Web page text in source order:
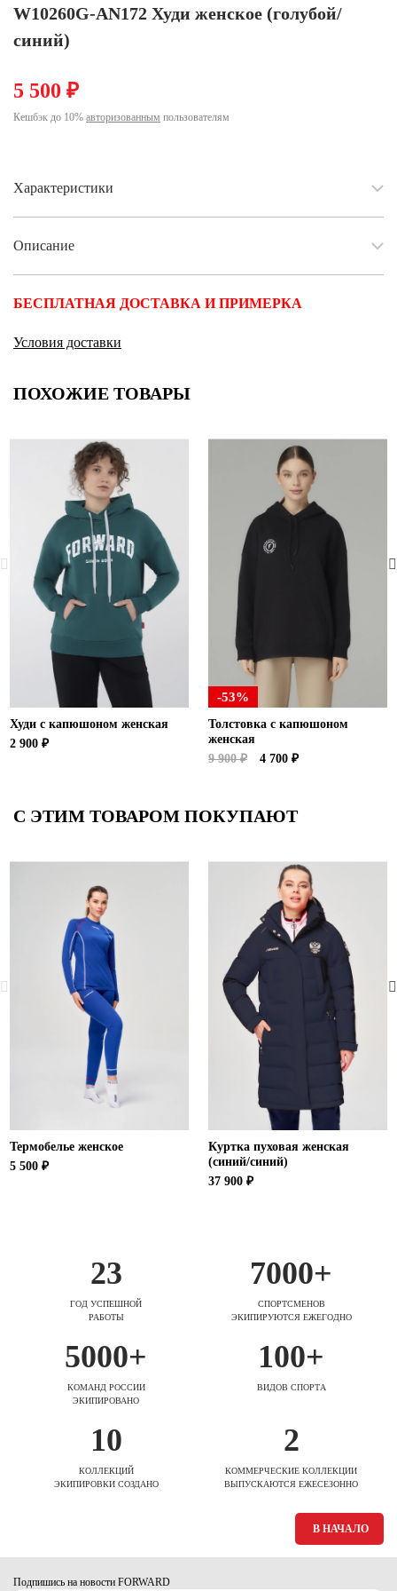
Челябинская область (2)
Ярославская область (1)
W10260G-AN172 Худи женское (голубой/
синий)
5 500 ₽
Кешбэк до 10% авторизованным пользователям
Характеристики
Описание
БЕСПЛАТНАЯ ДОСТАВКА И ПРИМЕРКА
Условия доставки
ПОХОЖИЕ ТОВАРЫ
Худи с капюшоном женская
2 900 ₽
-53%
Толстовка с капюшоном
женская
9 900 ₽
4 700 ₽
С ЭТИМ ТОВАРОМ ПОКУПАЮТ
Термобелье женское
5 500 ₽
Куртка пуховая женская
(синий/синий)
37 900 ₽
23
ГОД УСПЕШНОЙ
РАБОТЫ
7000+
СПОРТСМЕНОВ
ЭКИПИРУЮТСЯ ЕЖЕГОДНО
5000+
КОМАНД РОССИИ
ЭКИПИРОВАНО
100+
ВИДОВ СПОРТА
10
КОЛЛЕКЦИЙ
ЭКИПИРОВКИ СОЗДАНО
2
КОММЕРЧЕСКИЕ КОЛЛЕКЦИИ
ВЫПУСКАЮТСЯ ЕЖЕСЕЗОННО
В НАЧАЛО
Подпишись на новости FORWARD